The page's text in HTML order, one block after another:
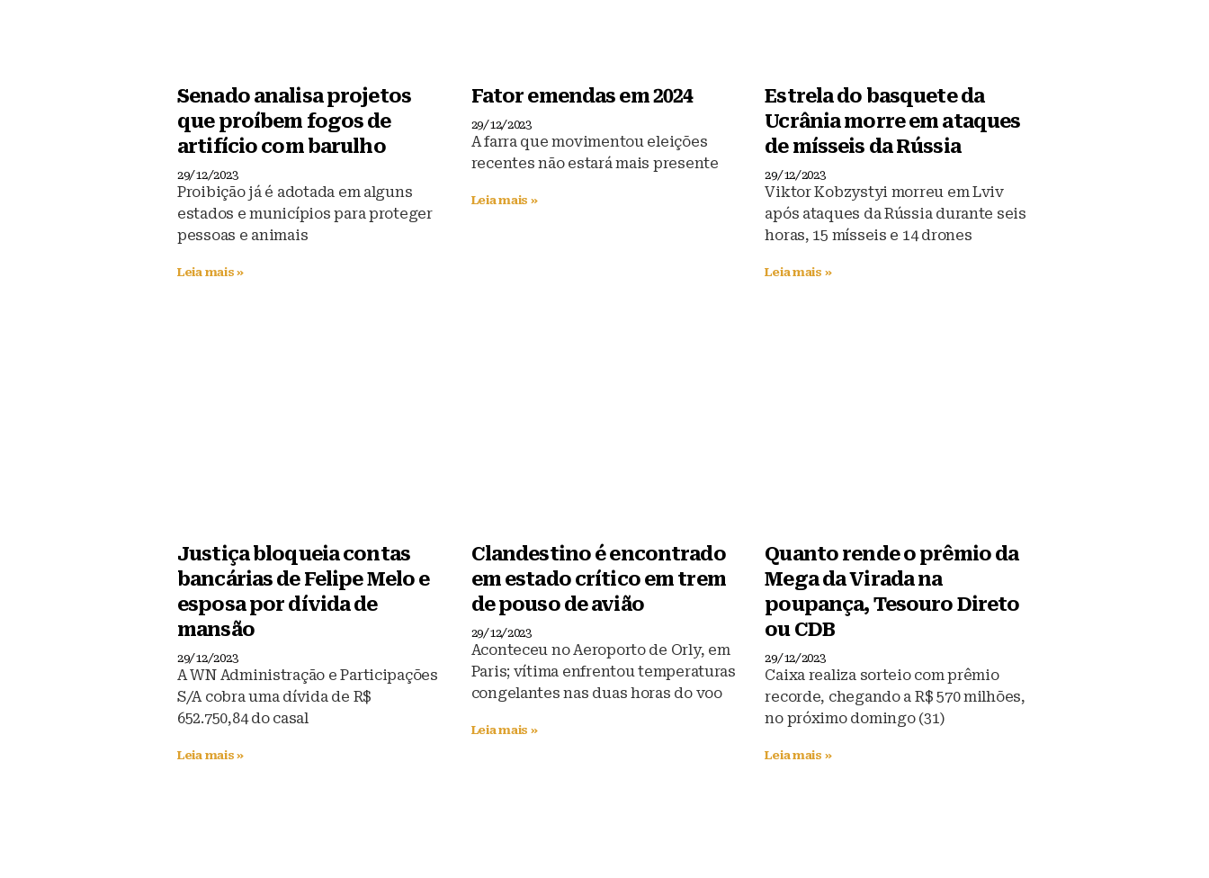
Senado analisa projetos
que proíbem fogos de
artifício com barulho
29/12/2023
Proibição já é adotada em alguns
estados e municípios para proteger
pessoas e animais
Leia mais »
Fator emendas em 2024
29/12/2023
A farra que movimentou eleições
recentes não estará mais presente
Leia mais »
Estrela do basquete da
Ucrânia morre em ataques
de mísseis da Rússia
29/12/2023
Viktor Kobzystyi morreu em Lviv
após ataques da Rússia durante seis
horas, 15 mísseis e 14 drones
Leia mais »
Justiça bloqueia contas
bancárias de Felipe Melo e
esposa por dívida de
mansão
29/12/2023
A WN Administração e Participações
S/A cobra uma dívida de R$
652.750,84 do casal
Leia mais »
Clandestino é encontrado
em estado crítico em trem
de pouso de avião
29/12/2023
Aconteceu no Aeroporto de Orly, em
Paris; vítima enfrentou temperaturas
congelantes nas duas horas do voo
Leia mais »
Quanto rende o prêmio da
Mega da Virada na
poupança, Tesouro Direto
ou CDB
29/12/2023
Caixa realiza sorteio com prêmio
recorde, chegando a R$ 570 milhões,
no próximo domingo (31)
Leia mais »